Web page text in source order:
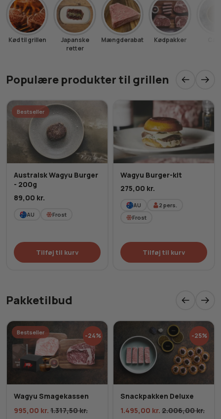
Kød til grillen
Japanske
retter
Mængderabat Kødpakker
Populære produkter til grillen
Bestseller
Australsk Wagyu Burger
- 200g
89,00 kr.
AU Frost
Tilføj til kurv
Wagyu Burger-kit
275,00 kr.
AU 2 pers.
Frost
Tilføj til kurv
Pakketilbud
Bestseller -24%
Wagyu Smagekassen
995,00 kr. 1.317,50kr.
-25%
Snackpakken Deluxe
1.495,00 kr. 2.006,00kr.